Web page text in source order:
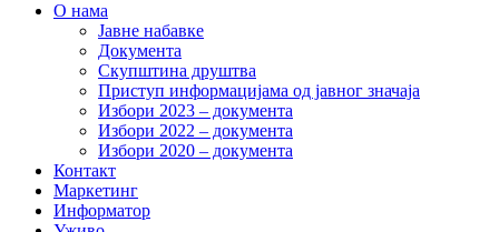
О нама
Јавне набавке
Документа
Скупштина друштва
Приступ информацијама од јавног значаја
Избори 2023 – документа
Избори 2022 – документа
Избори 2020 – документа
Контакт
Маркетинг
Информатор